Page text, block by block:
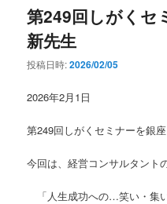
第249回しがく
新先生
投稿日時:2026/02/05
2026年2月1日
第249回しがくセミナーを銀
今回は、経営コンサルタント
「人生成功への…笑い・集